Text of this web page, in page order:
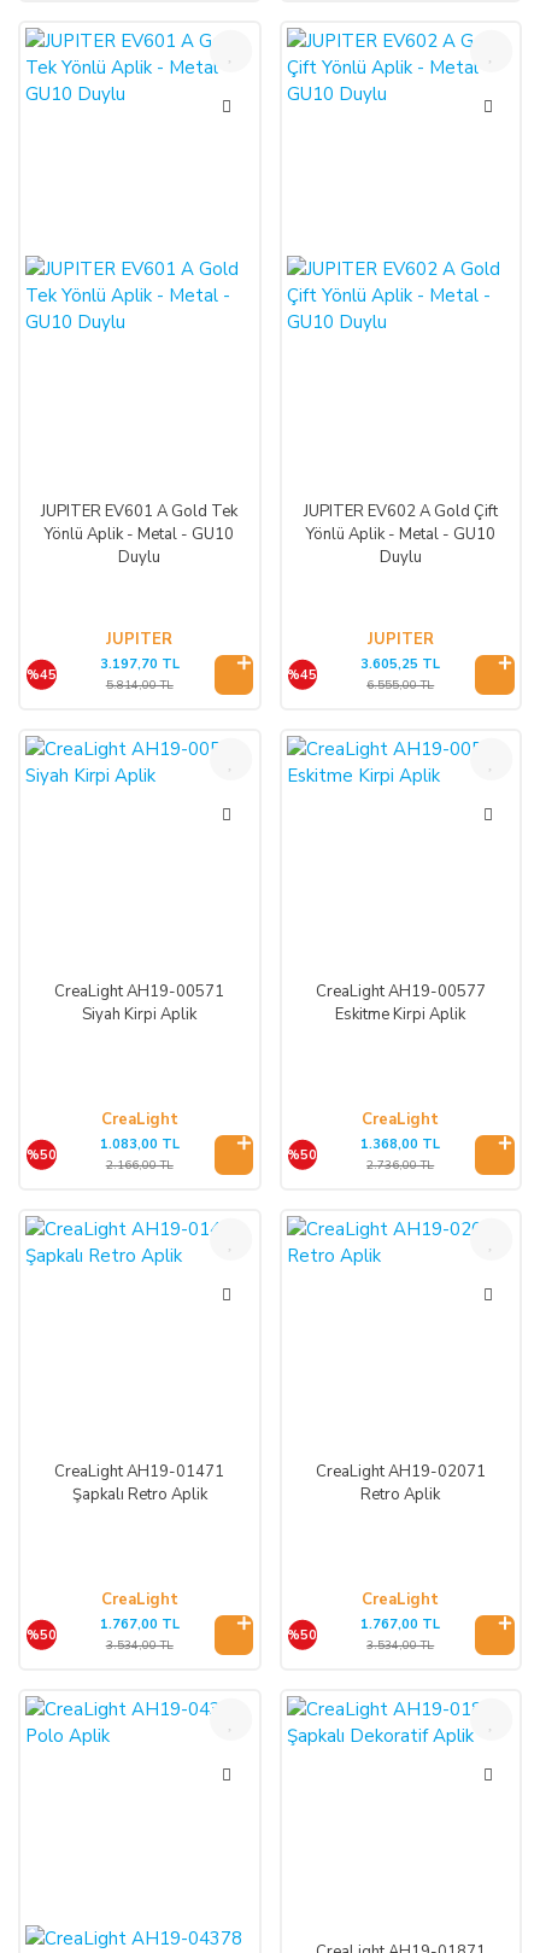
%45
JUPITER EV601 A Gold Tek
Yönlü Aplik - Metal - GU10
Duylu
JUPITER
%45
3.197,70 TL
5.814,00 TL
%45
JUPITER EV602 A Gold Çift
Yönlü Aplik - Metal - GU10
Duylu
JUPITER
%45
3.605,25 TL
6.555,00 TL
%50
CreaLight AH19-00571
Siyah Kirpi Aplik
CreaLight
%50
1.083,00 TL
2.166,00 TL
%50
CreaLight AH19-00577
Eskitme Kirpi Aplik
CreaLight
%50
1.368,00 TL
2.736,00 TL
%50
CreaLight AH19-01471
Şapkalı Retro Aplik
CreaLight
%50
1.767,00 TL
3.534,00 TL
%50
CreaLight AH19-02071
Retro Aplik
CreaLight
%50
1.767,00 TL
3.534,00 TL
%50 %50